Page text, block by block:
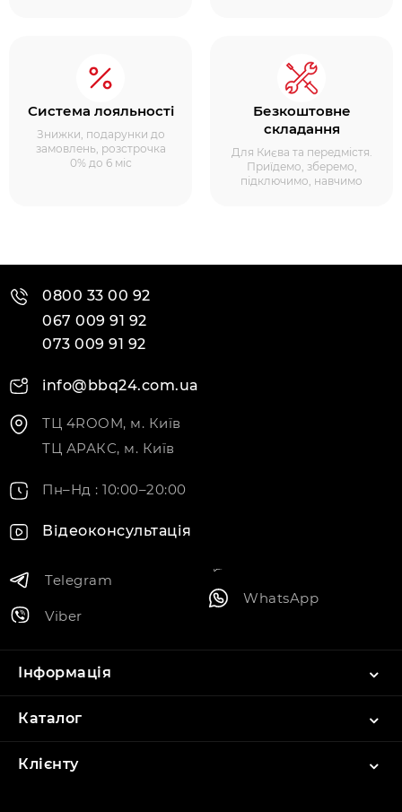
Система лояльності
Знижки, подарунки до
замовлень, розстрочка
0% до 6 міс
Безкоштовне
складання
Для Києва та передмістя.
Приїдемо, зберемо,
підключимо, навчимо
0800 33 00 92
067 009 91 92
073 009 91 92
info@bbq24.com.ua
ТЦ 4ROOM, м. Київ
ТЦ АРАКС, м. Київ
Пн–Нд : 10:00–20:00
Відеоконсультація
Telegram
Viber
WhatsApp
Інформація
Каталог
Клієнту